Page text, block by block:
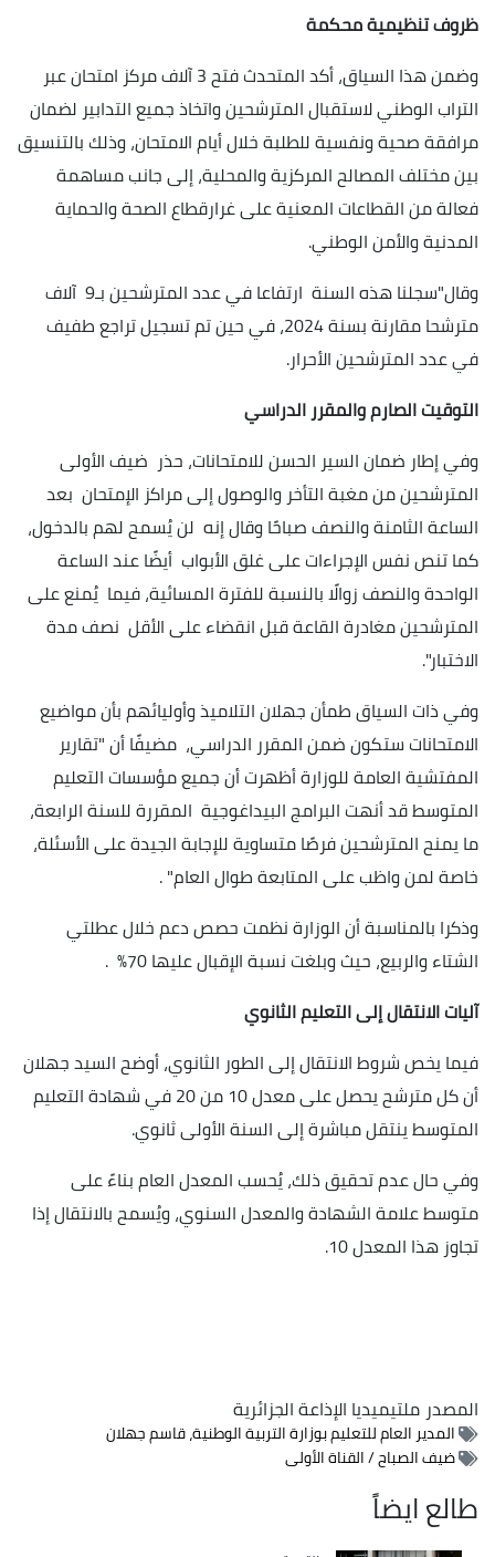
ظروف تنظيمية محكمة
وضمن هذا السياق، أكد المتحدث فتح 3 آلاف مركز امتحان عبر
التراب الوطني لاستقبال المترشحين واتخاذ جميع التدابير لضمان
مرافقة صحية ونفسية للطلبة خلال أيام الامتحان، وذلك بالتنسيق
بين مختلف المصالح المركزية والمحلية، إلى جانب مساهمة
فعالة من القطاعات المعنية على غرارقطاع الصحة والحماية
المدنية والأمن الوطني.
وقال"سجلنا هذه السنة ارتفاعا في عدد المترشحين بـ9 آلاف
مترشحا مقارنة بسنة 2024، في حين تم تسجيل تراجع طفيف
في عدد المترشحين الأحرار.
التوقيت الصارم والمقرر الدراسي
وفي إطار ضمان السير الحسن للامتحانات، حذر ضيف الأولى
المترشحين من مغبة التأخر والوصول إلى مراكز الإمتحان بعد
الساعة الثامنة والنصف صباحًا وقال إنه لن يُسمح لهم بالدخول،
كما تنص نفس الإجراءات على غلق الأبواب أيضًا عند الساعة
الواحدة والنصف زوالًا بالنسبة للفترة المسائية، فيما يُمنع على
المترشحين مغادرة القاعة قبل انقضاء على الأقل نصف مدة
الاختبار".
وفي ذات السياق طمأن جهلان التلاميذ وأوليائهم بأن مواضيع
الامتحانات ستكون ضمن المقرر الدراسي، مضيفًا أن "تقارير
المفتشية العامة للوزارة أظهرت أن جميع مؤسسات التعليم
المتوسط قد أنهت البرامج البيداغوجية المقررة للسنة الرابعة،
ما يمنح المترشحين فرصًا متساوية للإجابة الجيدة على الأسئلة،
خاصة لمن واظب على المتابعة طوال العام" .
وذكرا بالمناسبة أن الوزارة نظمت حصص دعم خلال عطلتي
الشتاء والربيع، حيث وبلغت نسبة الإقبال عليها 70% .
آليات الانتقال إلى التعليم الثانوي
فيما يخص شروط الانتقال إلى الطور الثانوي، أوضح السيد جهلان
أن كل مترشح يحصل على معدل 10 من 20 في شهادة التعليم
المتوسط ينتقل مباشرة إلى السنة الأولى ثانوي.
وفي حال عدم تحقيق ذلك، يُحسب المعدل العام بناءً على
متوسط علامة الشهادة والمعدل السنوي، ويُسمح بالانتقال إذا
تجاوز هذا المعدل 10.
المصدرملتيميديا الإذاعة الجزائرية
المدير العام للتعليم بوزارة التربية الوطنية، قاسم جهلان
ضيف الصباح / القناة الأولى
طالع ايضاً